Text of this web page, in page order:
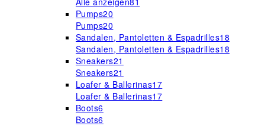
Pumps20
Pumps20
Sandalen, Pantoletten & Espadrilles18
Sandalen, Pantoletten & Espadrilles18
Sneakers21
Sneakers21
Loafer & Ballerinas17
Loafer & Ballerinas17
Boots6
Boots6